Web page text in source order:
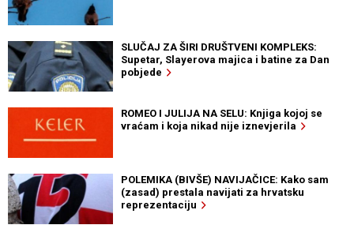
SLUČAJ ZA ŠIRI DRUŠTVENI KOMPLEKS:
Supetar, Slayerova majica i batine za Dan
pobjede
ROMEO I JULIJA NA SELU: Knjiga kojoj se
vraćam i koja nikad nije iznevjerila
POLEMIKA (BIVŠE) NAVIJAČICE: Kako sam
(zasad) prestala navijati za hrvatsku
reprezentaciju